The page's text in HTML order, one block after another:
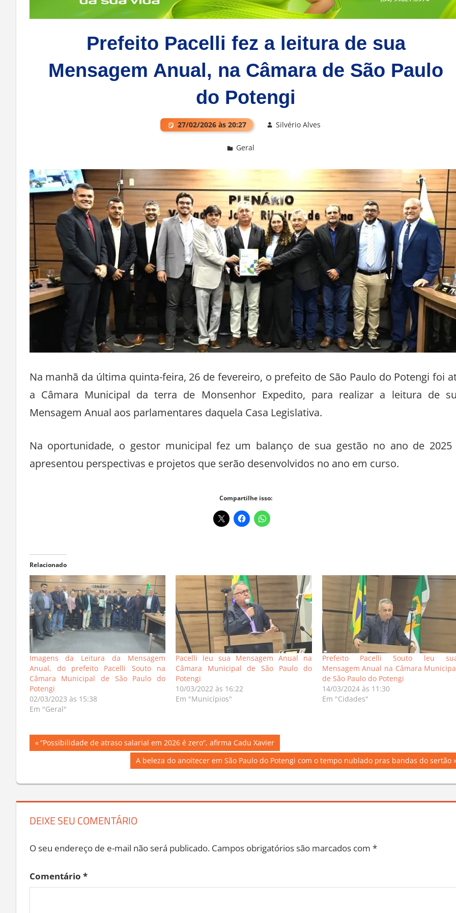
Prefeito Pacelli fez a leitura de sua
Mensagem Anual, na Câmara de São Paulo
do Potengi
27/02/2026 às 20:27 Silvério Alves
Geral
Na manhã da última quinta-feira, 26 de fevereiro, o prefeito de São Paulo do Potengi foi
a Câmara Municipal da terra de Monsenhor Expedito, para realizar a leitura de
Mensagem Anual aos parlamentares daquela Casa Legislativa.
Na oportunidade, o gestor municipal fez um balanço de sua gestão no ano de 2025
apresentou perspectivas e projetos que serão desenvolvidos no ano em curso.
Compartilhe isso:
Relacionado
Imagens da Leitura da Mensagem
Anual, do prefeito Pacelli Souto na
Câmara Municipal de São Paulo do
Potengi
02/03/2023 às 15:38
Em "Geral"
Pacelli leu sua Mensagem Anual na
Câmara Municipal de São Paulo do
Potengi
10/03/2022 às 16:22
Em "Municípios"
Prefeito Pacelli Souto leu
Mensagem Anual na Câmara
de São Paulo do Potengi
14/03/2024 às 11:30
Em "Cidades"
Navegação
Post
Previous
Post:
“Possibilidade de atraso salarial em 2026 é zero”, afirma Cadu Xavier
Next
A beleza do anoitecer em São Paulo do Potengi com o tempo nublado pras bandas do sertão
DEIXE SEU COMENTÁRIO
O seu endereço de e-mail não será publicado. Campos obrigatórios são marcados com *
Comentário *